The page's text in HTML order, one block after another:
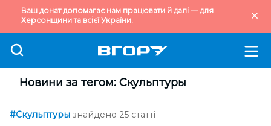
Ваш донат допомагає нам працювати й далі — для
Херсонщини та всієї України.
Новини за тегом: Скульптуры
#Скульптуры знайдено 25 статті